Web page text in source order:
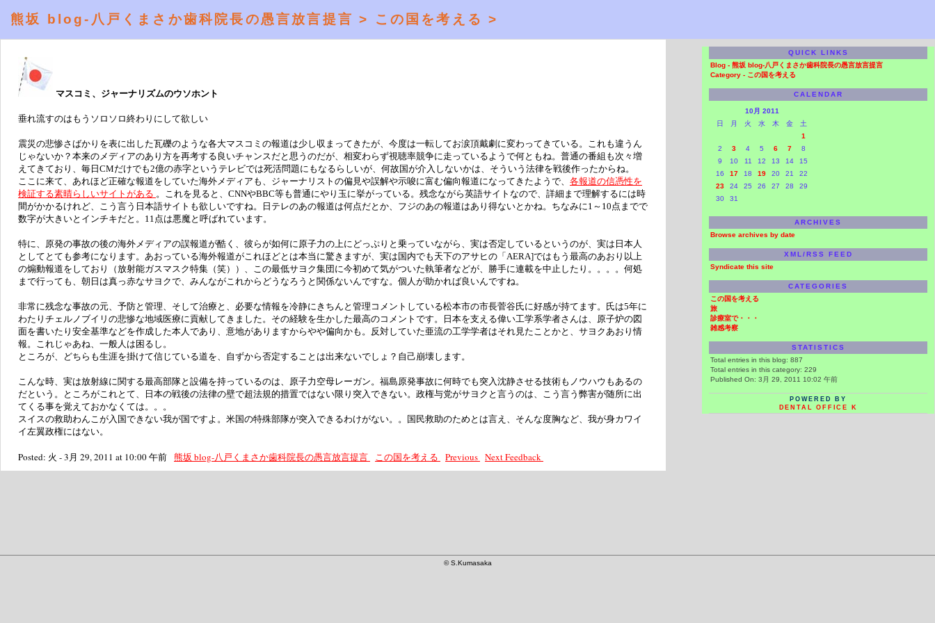
熊坂 blog-八戸くまさか歯科院長の愚言放言提言 > この国を考える >
マスコミ、ジャーナリズムのウソホント
垂れ流すのはもうソロソロ終わりにして欲しい
震災の悲惨さばかりを表に出した瓦礫のような各大マスコミの報道は少し収まってきたが、今度は一転してお涙頂戴劇に変わってきている。これも違うん
じゃないか？本来のメディアのあり方を再考する良いチャンスだと思うのだが、相変わらず視聴率競争に走っているようで何ともね。普通の番組も次々増
えてきており、毎日CMだけでも2億の赤字というテレビでは死活問題にもなるらしいが、何故国が介入しないかは、そういう法律を戦後作ったからね。
ここに来て、あれほど正確な報道をしていた海外メディアも、ジャーナリストの偏見や誤解や示唆に富む偏向報道になってきたようで、 各報道の信憑性を
検証する素晴らしいサイトがある 。これを見ると、CNNやBBC等も普通にやり玉に挙がっている。残念ながら英語サイトなので、詳細まで理解するには時
間がかかるけれど、こう言う日本語サイトも欲しいですね。日テレのあの報道は何点だとか、フジのあの報道はあり得ないとかね。ちなみに1～10点までで
数字が大きいとインチキだと。11点は悪魔と呼ばれています。
特に、原発の事故の後の海外メディアの誤報道が酷く、彼らが如何に原子力の上にどっぷりと乗っていながら、実は否定しているというのが、実は日本人
としてとても参考になります。あおっている海外報道がこれほどとは本当に驚きますが、実は国内でも天下のアサヒの「AERA]ではもう最高のあおり以上
の煽動報道をしており（放射能ガスマスク特集（笑））、この最低サヨク集団に今初めて気がついた執筆者などが、勝手に連載を中止したり。。。。何処
まで行っても、朝日は真っ赤なサヨクで、みんながこれからどうなろうと関係ないんですな。個人が助かれば良いんですね。
非常に残念な事故の元、予防と管理、そして治療と、必要な情報を冷静にきちんと管理コメントしている松本市の市長菅谷氏に好感が持てます。氏は5年に
わたりチェルノブイリの悲惨な地域医療に貢献してきました。その経験を生かした最高のコメントです。日本を支える偉い工学系学者さんは、原子炉の図
面を書いたり安全基準などを作成した本人であり、意地がありますからやや偏向かも。反対していた亜流の工学学者はそれ見たことかと、サヨクあおり情
報。これじゃあね、一般人は困るし。
ところが、どちらも生涯を掛けて信じている道を、自ずから否定することは出来ないでしょ？自己崩壊します。
こんな時、実は放射線に関する最高部隊と設備を持っているのは、原子力空母レーガン。福島原発事故に何時でも突入沈静させる技術もノウハウもあるの
だという。ところがこれとて、日本の戦後の法律の壁で超法規的措置ではない限り突入できない。政権与党がサヨクと言うのは、こう言う弊害が随所に出
てくる事を覚えておかなくては。。。
スイスの救助わんこが入国できない我が国ですよ。米国の特殊部隊が突入できるわけがない。。国民救助のためとは言え、そんな度胸など、我が身カワイ
イ左翼政権にはない。
Posted: 火 - 3月 29, 2011 at 10:00 午前 熊坂 blog-八戸くまさか歯科院長の愚言放言提言 この国を考える Previous NextFeedback
QUICK LINKS
Blog - 熊坂 blog-八戸くまさか歯科院長の愚言放言提言
Category - この国を考える
CALENDAR
10月 2011
日
月 火 水 木 金
土
1
2
3 4 5 6 7
8
9
10 11 12 13 14
15
16
17 18 19 20 21
22
23
24 25 26 27 28
29
30
31
ARCHIVES
Browse archives by date
XML/RSS FEED
Syndicate this site
CATEGORIES
この国を考える
旅
診療室で・・・
雑感考察
STATISTICS
Total entries in this blog: 887
Total entries in this category: 229
Published On: 3月 29, 2011 10:02 午前
POWERED BY
DENTAL OFFICE K
©S.Kumasaka